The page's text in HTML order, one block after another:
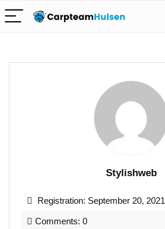
Stylishweb
Registration: September 20, 2021
Comments: 0